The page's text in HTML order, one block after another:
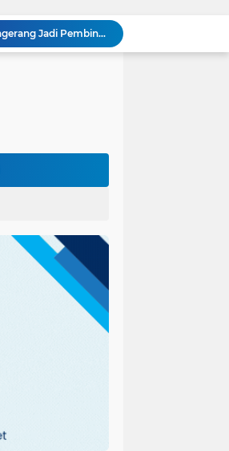
Aiptu Budiansyah Perkuat Siskamling Bersama Warga, Polsek Cikupa Tingkatkan Sinergi Jaga Kamtibmas
Polsek Cikupa Intensifkan Patroli Ops Cipkon KRYD, Antisipasi Gangguan Kamtibmas di Kawasan Citra Raya
Bhabinkamtibmas Polsek Cikupa Dorong Semangat Warga Lewat Program Polisi Peduli Pengangguran di Desa Cibadak